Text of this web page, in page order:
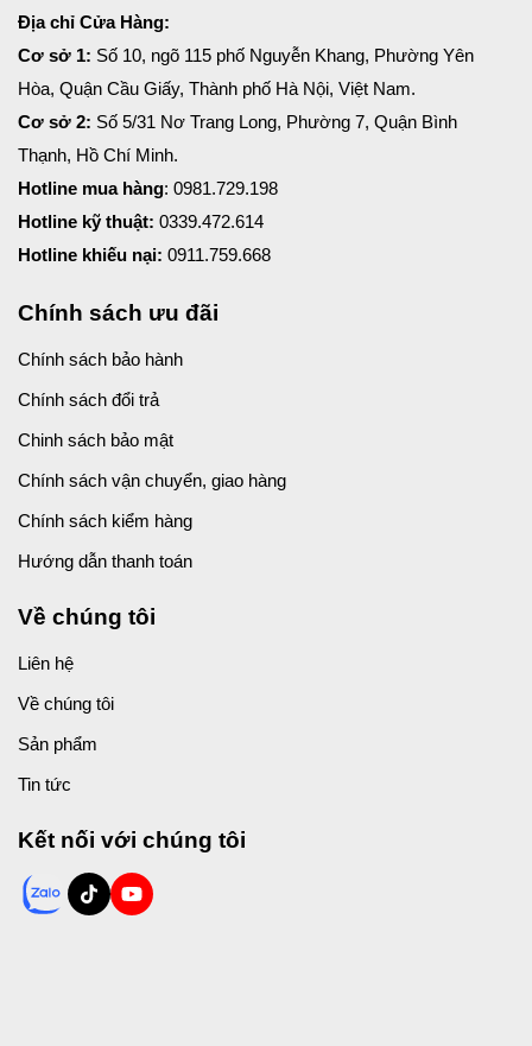
Địa chỉ Cửa Hàng:
Cơ sở 1: Số 10, ngõ 115 phố Nguyễn Khang, Phường Yên
Hòa, Quận Cầu Giấy, Thành phố Hà Nội, Việt Nam.
Cơ sở 2: Số 5/31 Nơ Trang Long, Phường 7, Quận Bình
Thạnh, Hồ Chí Minh.
Hotline mua hàng: 0981.729.198
Hotline kỹ thuật: 0339.472.614
Hotline khiếu nại: 0911.759.668
Chính sách ưu đãi
Chính sách bảo hành
Chính sách đổi trả
Chinh sách bảo mật
Chính sách vận chuyển, giao hàng
Chính sách kiểm hàng
Hướng dẫn thanh toán
Về chúng tôi
Liên hệ
Về chúng tôi
Sản phẩm
Tin tức
Kết nối với chúng tôi